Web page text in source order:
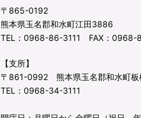
〒865-0192
熊本県玉名郡和水町江田3886
TEL：0968-86-3111 FAX：0968-
【支所】
〒861-0992 熊本県玉名郡和水町板
TEL：0968-34-3111